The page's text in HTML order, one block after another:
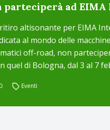
parteciperà ad
altisonante per EIMA
al mondo delle
off-road, non
quel di Bologna, dal 3 al 7
Eventi